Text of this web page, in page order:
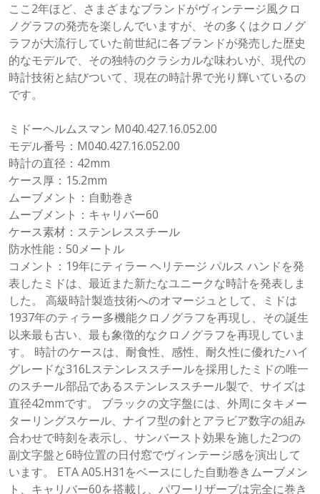
ここ2年ほど、さまざまなブランドがヴィンテージ風クロ
ノグラフの発売を楽しんでいますが、その多くはクロノグ
ラフが大流行していた前世紀に各ブランドが発売した歴史
的なモデルで、その独特のクラシカルな味わいが、現代の
時計技術と結びついて、現在の時計界で光り輝いているの
です。
ミドーヘルムスマン M040.427.16.052.00
モデル番号：M040.427.16.052.00
時計の直径：42mm
ケース厚：15.2mm
ムーブメント：自動巻き
ムーブメント：キャリバー60
ケース素材：ステンレススチール
防水性能：50メートル
コメント：19年にティラー ヘリテージ パルス ハンドを発
表したミドは、最近また新たなユニークな時計を発表しま
した。 高級時計製造技術へのオマージュとして、ミドは
1937年のティラー多機能クロノグラフを再現し、その誕生
以来最も古い、最も象徴的なクロノグラフを再現していま
す。 時計のケースは、耐食性、感性、耐久性に優れたハイ
グレードな316Lステンレススチールを採用したミドの唯一
のスチール部品であるステンレススチール製で、サイズは
直径42mmです。 ブラックの文字盤には、外周にタキメー
ターリングスケール、ナイフ型の針とアラビア数字の組み
合わせで時刻を表示し、サンバースト効果を施した2つの
副文字盤と6時位置の日付窓でヴィンテージ感を演出して
います。 ETA A05.H31をベースにした自動巻きムーブメン
ト、キャリバー60を搭載し、パワーリザーブは完全に巻き